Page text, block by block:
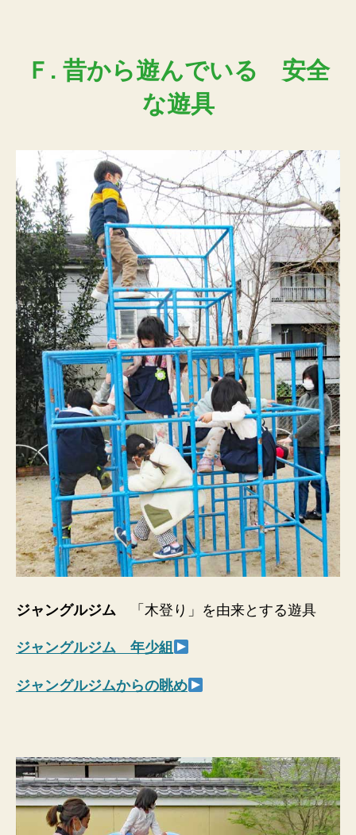
Ｆ. 昔から遊んでいる 安全
な遊具
ジャングルジム 「木登り」を由来とする遊具
ジャングルジム 年少組
ジャングルジムからの眺め